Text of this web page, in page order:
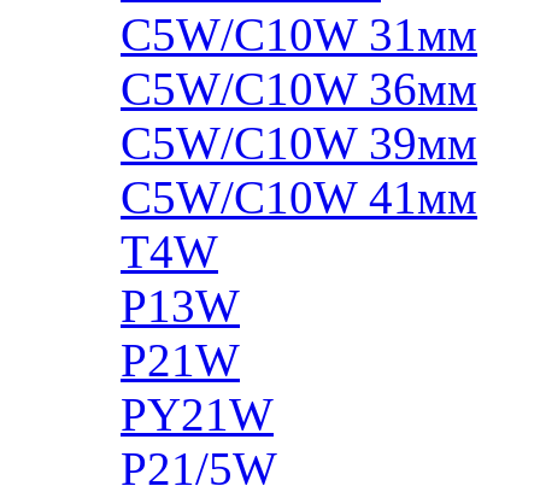
C5W/C10W 31мм
C5W/C10W 36мм
C5W/C10W 39мм
C5W/C10W 41мм
T4W
P13W
P21W
PY21W
P21/5W